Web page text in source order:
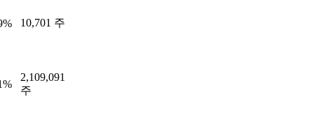
10,701 주
2,109,091
주